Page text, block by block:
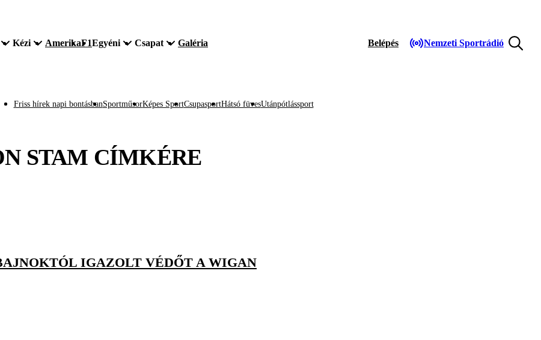
Kézi AmerikaF1Egyéni Csapat Galéria Belépés Nemzeti Sportrádió
Friss hírek napi bontásbanSportműsorKépes SportCsupasportHátsó füvesUtánpótlássport
STAM CÍMKÉRE
IGAZOLT VÉDŐT A WIGAN